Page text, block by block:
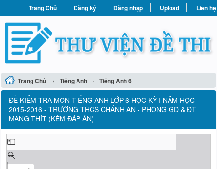
Trang Chủ Đăng ký Đăng nhập Upload Liên hệ
Trang Chủ › Tiếng Anh › Tiếng Anh 6
ĐỀ KIỂM TRA MÔN TIẾNG ANH LỚP 6 HỌC KỲ I NĂM HỌC
2015-2016 - TRƯỜNG THCS CHÁNH AN - PHÒNG GD & ĐT
MANG THÍT (KÈM ĐÁP ÁN)